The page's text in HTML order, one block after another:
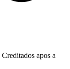
Creditados apos a